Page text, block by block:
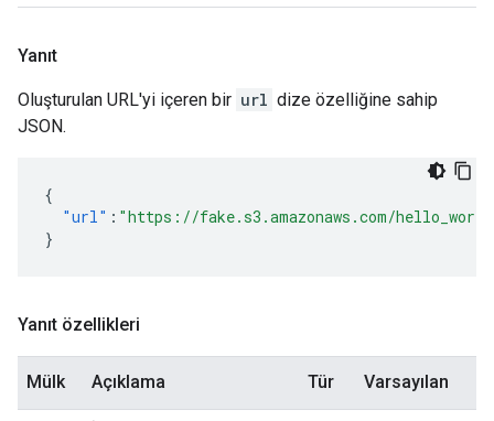
Yanıt
Oluşturulan URL'yi içeren bir url dize özelliğine sahip
JSON.
{
"url" : "https://fake.s3.amazonaws.com/
}
Yanıt özellikleri
Mülk Açıklama Tür Varsayılan